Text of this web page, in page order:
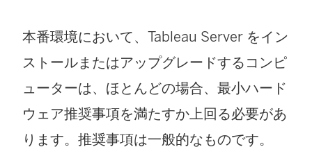
本番環境において、 Tableau Server をイン
ストールまたはアップグレードするコンピ
ューターは、ほとんどの場合、最小ハード
ウェア推奨事項を満たすか上回る必要があ
ります。推奨事項は一般的なものです。